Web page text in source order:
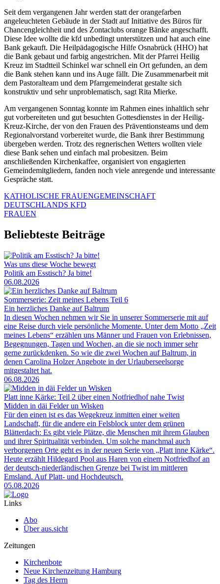
Seit dem vergangenen Jahr werden statt der orangefarben
angeleuchteten Gebäude in der Stadt auf Initiative des Büros für
Chancengleichheit und des Zontaclubs orange Bänke angeschafft.
Diese Idee wollte die kfd unbedingt unterstützen und hat auch eine
Bank gekauft. Die Heilpädagogische Hilfe Osnabrück (HHO) hat
die Bank gebaut und farbig angestrichen. Mit der Pfarrei Heilig
Kreuz im Stadtteil Schinkel war schnell ein Ort gefunden, an dem
die Bank stehen kann und ins Auge fällt. Die Zusammenarbeit mit
dem Pastoralteam und dem Pfarrgemeinderat gestalte sich
konstruktiv und sehr unproblematisch, sagt Rita Mierke.
Am vergangenen Sonntag konnte im Rahmen eines inhaltlich sehr
gut vorbereiteten und gut besuchten Gottesdienstes in der Heilig-
Kreuz-Kirche, der von den Frauen des Präventionsteams und dem
Regionalvorstand vorbereitet wurde, die Bank ihrer Bestimmung
übergeben werden. Trotz des regnerischen Wetters wollten viele
diese Bank sehen und einfach mal probesitzen. Beim
anschließenden Kirchenkaffee, organisiert von engagierten
Gemeindemitgliedern, fanden noch viele anregende und interessante
Gespräche statt.
KATHOLISCHE FRAUENGEMEINSCHAFT
DEUTSCHLANDS KFD
FRAUEN
Beliebteste Beiträge
Was uns diese Woche bewegt
Politik am Esstisch? Ja bitte!
06.08.2026
Sommerserie: Zeit meines Lebens Teil 6
Ein herzliches Danke auf Baltrum
In diesen Wochen nehmen wir Sie in unserer Sommerserie mit auf
eine Reise durch viele persönliche Momente. Unter dem Motto „Zeit
meines Lebens“ erzählen uns Männer und Frauen von Erlebnissen,
Begegnungen, Tagen und Wochen, an die sie noch immer sehr
gerne zurückdenken. So wie die zwei Wochen auf Baltrum, in
denen Carolina Holzer Angebote in der Urlauberseelsorge
mitgestaltet hat.
06.08.2026
Platt inne Kärke: Teil 2 über einen Notfriedhof nahe Twist
Midden in däi Felder un Wisken
Für den einen ist es das Wegekreuz inmitten einer weiten
Landschaft, für die andere ein Felsblock unter dem grünen
Blätterdach: Es gibt viele Plätze, die Menschen mit ihrem Glauben
und ihrer Spiritualität verbinden. Um solche manchmal auch
verborgenen Orte geht es in der neuen Serie von „Platt inne Kärke“.
Heute erzählt Hildegard Pool aus Haren von einem Notfriedhof an
der deutsch-niederländischen Grenze bei Twist im mittleren
Emsland. Auf Platt- und Hochdeutsch.
05.08.2026
Links
Abo
Über aus.sicht
Zeitungen
Kirchenbote
Neue Kirchenzeitung Hamburg
Tag des Herrn